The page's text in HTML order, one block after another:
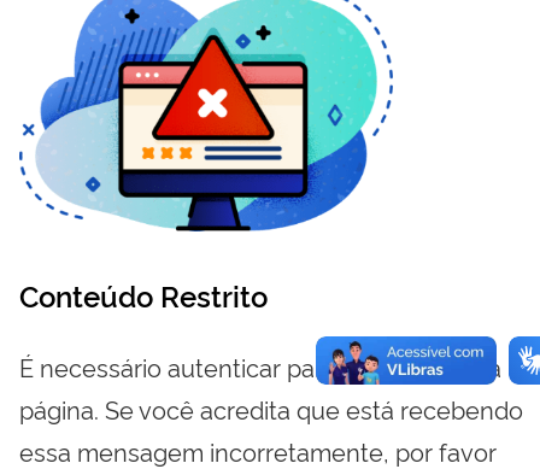
Conteúdo Restrito
É necessário autenticar para visualizar essa
página. Se você acredita que está recebendo
essa mensagem incorretamente, por favor